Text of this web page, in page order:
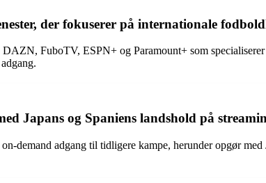
der fokuserer på internationale
DAZN, FuboTV, ESPN+ og Paramount+ som
Japans og Spaniens landshold på
demand adgang til tidligere kampe, herunder opgør